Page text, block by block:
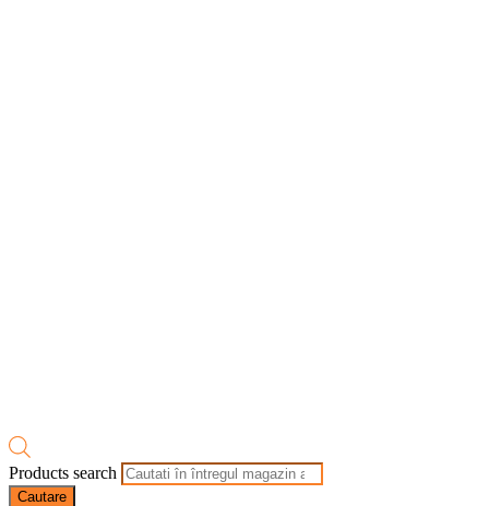
Products search
Cautare